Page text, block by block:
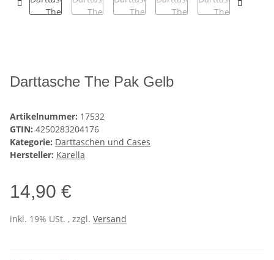
Darttasche The Pak Gelb
Artikelnummer: 17532
GTIN: 4250283204176
Kategorie: Darttaschen und Cases
Hersteller: Karella
14,90 €
inkl. 19% USt. , zzgl. Versand